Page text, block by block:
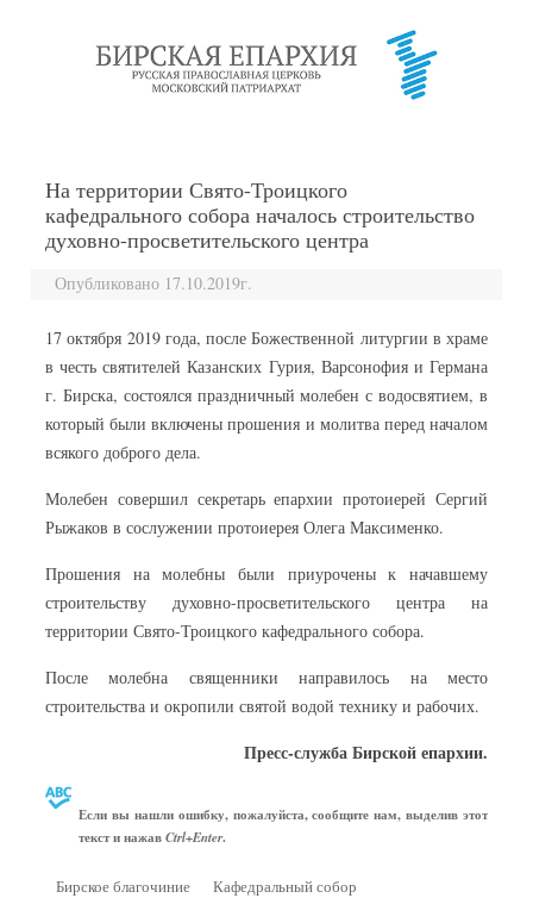
На территории Свято-Троицкого
кафедрального собора началось строительство
духовно-просветительского центра
Опубликовано 17.10.2019г.
17 октября 2019 года, после Божественной литургии в храме
в честь святителей Казанских Гурия, Варсонофия и Германа
г. Бирска, состоялся праздничный молебен с водосвятием, в
который были включены прошения и молитва перед началом
всякого доброго дела.
Молебен совершил секретарь епархии протоиерей Сергий
Рыжаков в сослужении протоиерея Олега Максименко.
Прошения на молебны были приурочены к начавшему
строительству духовно-просветительского центра на
территории Свято-Троицкого кафедрального собора.
После молебна священники направилось на место
строительства и окропили святой водой технику и рабочих.
Пресс-служба Бирской епархии.
Если вы нашли ошибку, пожалуйста, сообщите нам, выделив этот
текст и нажавCtrl+Enter.
Бирское благочиние Кафедральный собор